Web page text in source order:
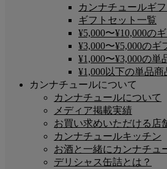
カンナチュールギフ
ギフトセット一覧
¥5,000〜¥10,000の
¥3,000〜¥5,000のギ
¥1,000〜¥3,000の単
¥1,000以下の単品商
カンナチュールについて
カンナチュールについて
メディア掲載実績
お買い求めいただける店
カンナチュールキッチン
お酒と一緒にカンナチュ
デリシャス缶詰とは？